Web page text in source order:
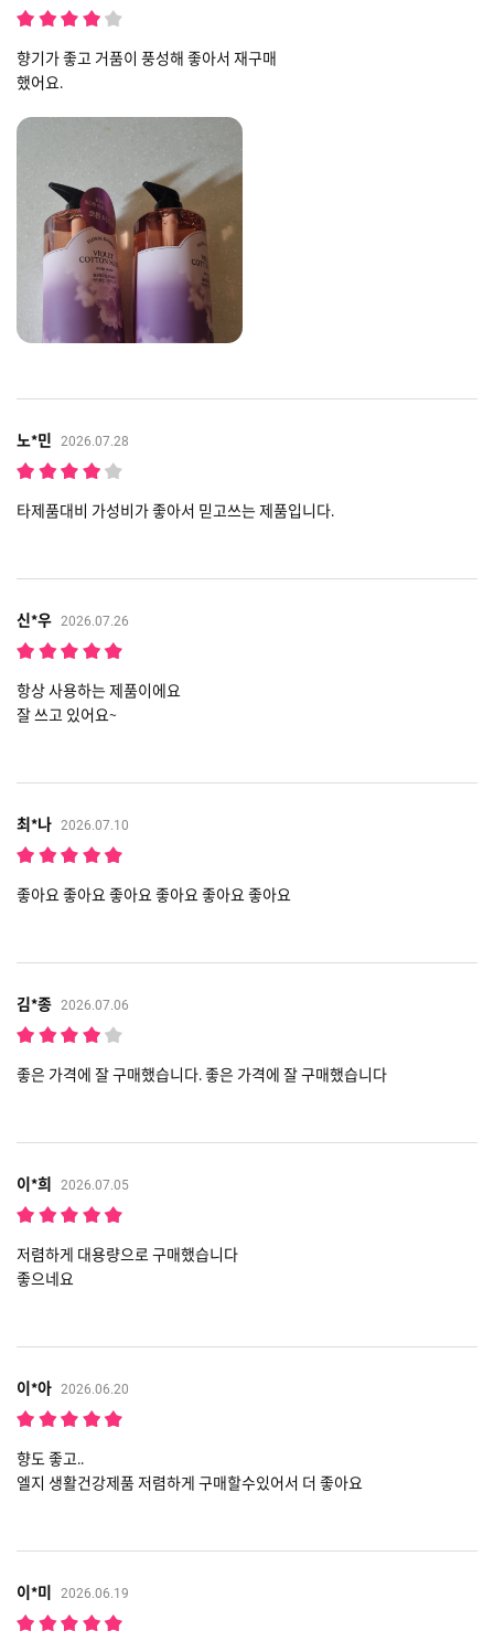
향기가 좋고 거품이 풍성해 좋아서 재구매
했어요.
노*민 2026.07.28
타제품대비 가성비가 좋아서 믿고쓰는 제품입니다.
신*우 2026.07.26
항상 사용하는 제품이에요
잘 쓰고 있어요~
최*나 2026.07.10
좋아요 좋아요 좋아요 좋아요 좋아요 좋아요
김*종 2026.07.06
좋은 가격에 잘 구매했습니다. 좋은 가격에 잘 구매했습니다
이*희 2026.07.05
저렴하게 대용량으로 구매했습니다
좋으네요
이*아 2026.06.20
향도 좋고..
엘지 생활건강제품 저렴하게 구매할수있어서 더 좋아요
이*미 2026.06.19